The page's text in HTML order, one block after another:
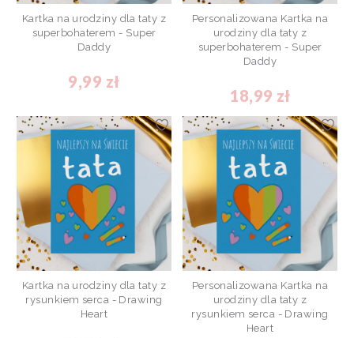
Kartka na urodziny dla taty z
superbohaterem - Super
Daddy
9,99 zł
Personalizowana Kartka na
urodziny dla taty z
superbohaterem - Super
Daddy
18,99 zł
Kartka na urodziny dla taty z
rysunkiem serca - Drawing
Heart
Personalizowana Kartka na
urodziny dla taty z
rysunkiem serca - Drawing
Heart